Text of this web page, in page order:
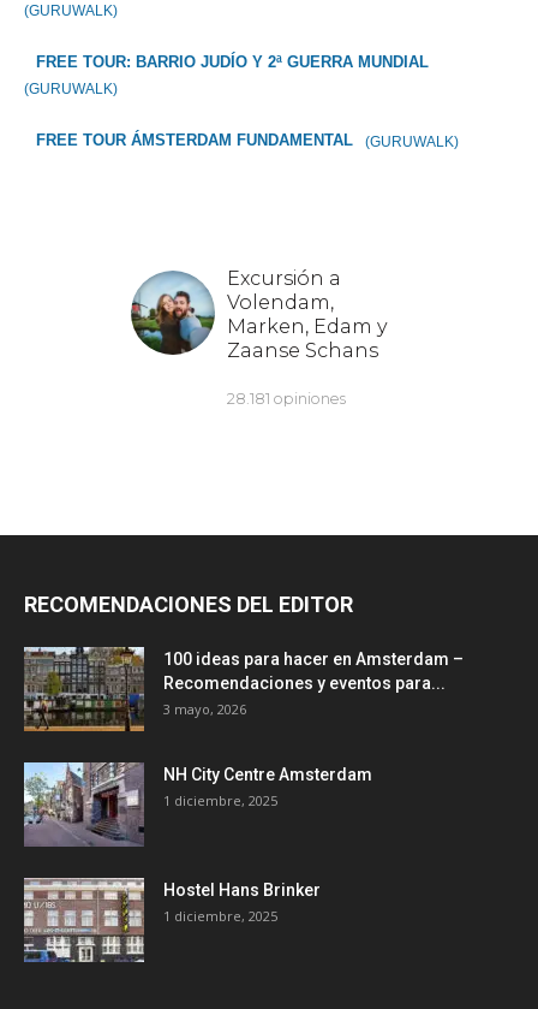
(GURUWALK)
FREE TOUR: BARRIO JUDÍO Y 2ª GUERRA MUNDIAL
(GURUWALK)
FREE TOUR ÁMSTERDAM FUNDAMENTAL (GURUWALK)
RECOMENDACIONES DEL EDITOR
100 ideas para hacer en Amsterdam –
Recomendaciones y eventos para...
3 mayo, 2026
NH City Centre Amsterdam
1 diciembre, 2025
Hostel Hans Brinker
1 diciembre, 2025